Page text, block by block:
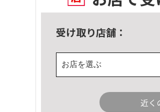
受け取り店舗：
お店を選ぶ
近く